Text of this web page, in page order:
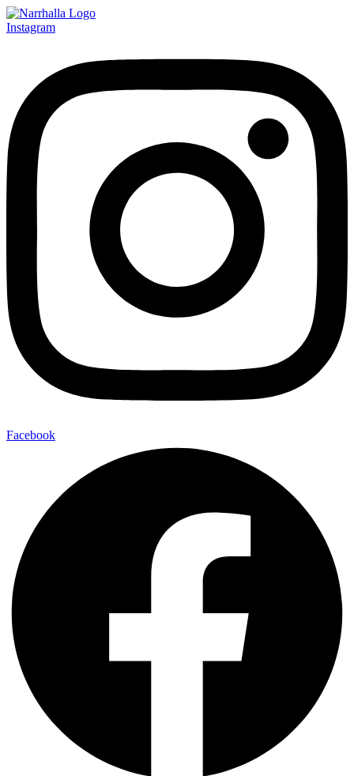
Instagram
Facebook